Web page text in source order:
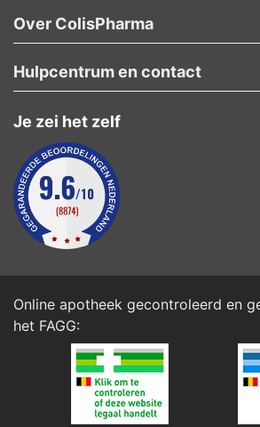
Over ColisPharma
Je zei het zelf
Hulpcentrum en contact
Online apotheek gecontroleerd en
het FAGG: